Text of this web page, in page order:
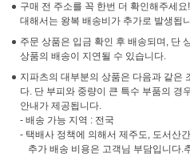
구매 전 주소를 꼭 한번 더 확인해주세
대해서는 왕복 배송비가 추가로 발생됩
주문 상품은 입금 확인 후 배송되며, 단
상품의 배송이 지연될 수 있습니다.
지파츠의 대부분의 상품은 다음과 같은
다. 단 부피와 중량이 큰 특수 부품의 경
안내가 제공됩니다.
- 배송 가능 지역 : 전국
- 택배사 정책에 의해서 제주도, 도서산
추가 배송 비용은 고객님 부담입니다.